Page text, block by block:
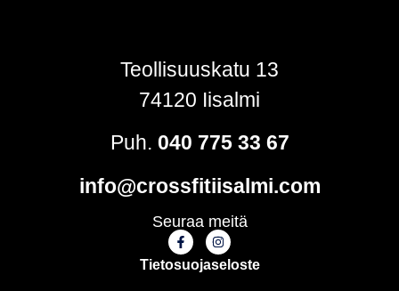
Teollisuuskatu 13
74120 Iisalmi
Puh. 040 775 33 67
info@crossfitiisalmi.com
Seuraa meitä
Tietosuojaseloste